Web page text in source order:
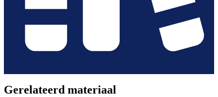
Gerelateerd materiaal